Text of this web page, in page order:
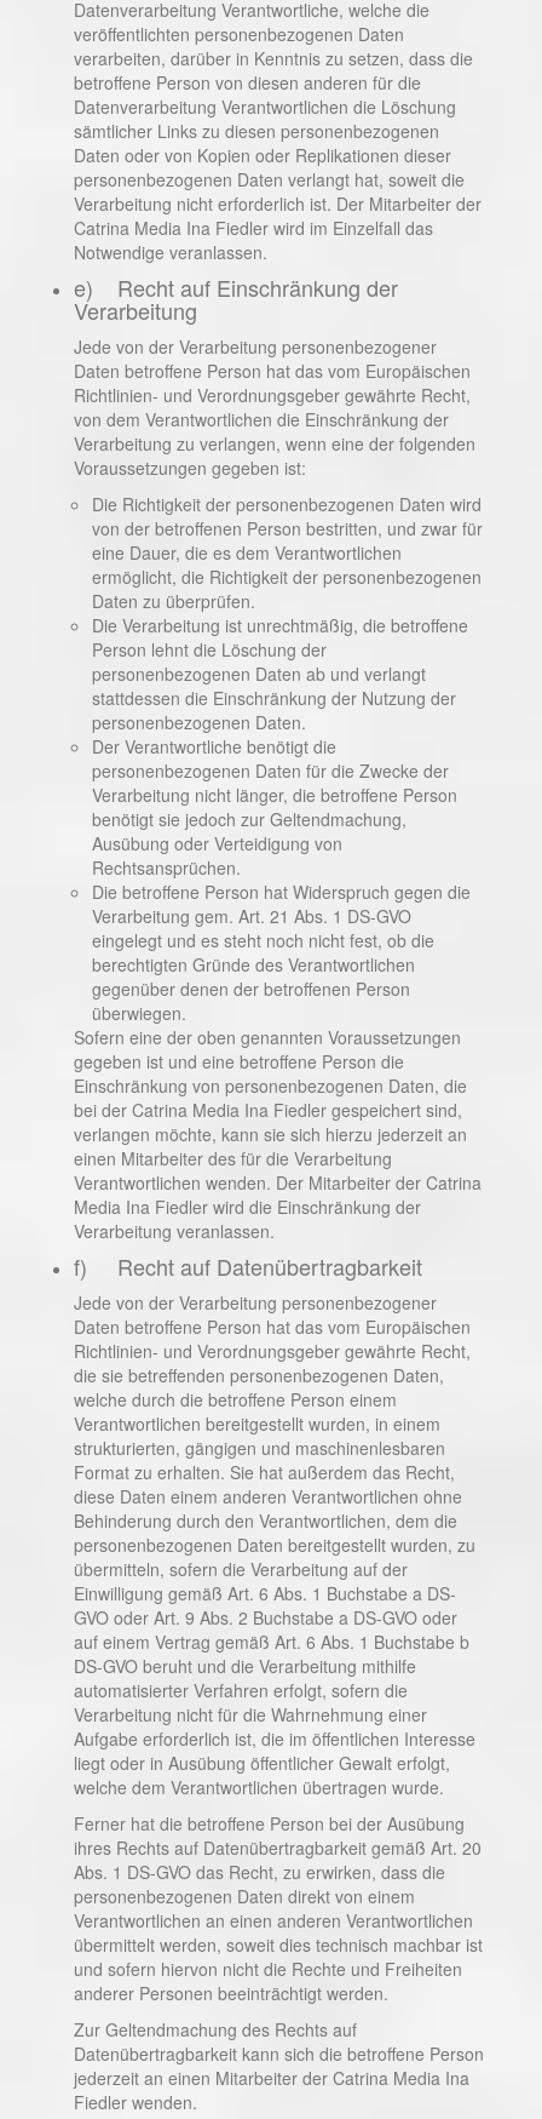
Datenverarbeitung Verantwortliche, welche die
veröffentlichten personenbezogenen Daten
verarbeiten, darüber in Kenntnis zu setzen, dass die
betroffene Person von diesen anderen für die
Datenverarbeitung Verantwortlichen die Löschung
sämtlicher Links zu diesen personenbezogenen
Daten oder von Kopien oder Replikationen dieser
personenbezogenen Daten verlangt hat, soweit die
Verarbeitung nicht erforderlich ist. Der Mitarbeiter der
Catrina Media Ina Fiedler wird im Einzelfall das
Notwendige veranlassen.
e) Recht auf Einschränkung der
Verarbeitung
Jede von der Verarbeitung personenbezogener
Daten betroffene Person hat das vom Europäischen
Richtlinien- und Verordnungsgeber gewährte Recht,
von dem Verantwortlichen die Einschränkung der
Verarbeitung zu verlangen, wenn eine der folgenden
Voraussetzungen gegeben ist:
Die Richtigkeit der personenbezogenen Daten wird
von der betroffenen Person bestritten, und zwar für
eine Dauer, die es dem Verantwortlichen
ermöglicht, die Richtigkeit der personenbezogenen
Daten zu überprüfen.
Die Verarbeitung ist unrechtmäßig, die betroffene
Person lehnt die Löschung der
personenbezogenen Daten ab und verlangt
stattdessen die Einschränkung der Nutzung der
personenbezogenen Daten.
Der Verantwortliche benötigt die
personenbezogenen Daten für die Zwecke der
Verarbeitung nicht länger, die betroffene Person
benötigt sie jedoch zur Geltendmachung,
Ausübung oder Verteidigung von
Rechtsansprüchen.
Die betroffene Person hat Widerspruch gegen die
Verarbeitung gem. Art. 21 Abs. 1 DS-GVO
eingelegt und es steht noch nicht fest, ob die
berechtigten Gründe des Verantwortlichen
gegenüber denen der betroffenen Person
überwiegen.
Sofern eine der oben genannten Voraussetzungen
gegeben ist und eine betroffene Person die
Einschränkung von personenbezogenen Daten, die
bei der Catrina Media Ina Fiedler gespeichert sind,
verlangen möchte, kann sie sich hierzu jederzeit an
einen Mitarbeiter des für die Verarbeitung
Verantwortlichen wenden. Der Mitarbeiter der Catrina
Media Ina Fiedler wird die Einschränkung der
Verarbeitung veranlassen.
f) Recht auf Datenübertragbarkeit
Jede von der Verarbeitung personenbezogener
Daten betroffene Person hat das vom Europäischen
Richtlinien- und Verordnungsgeber gewährte Recht,
die sie betreffenden personenbezogenen Daten,
welche durch die betroffene Person einem
Verantwortlichen bereitgestellt wurden, in einem
strukturierten, gängigen und maschinenlesbaren
Format zu erhalten. Sie hat außerdem das Recht,
diese Daten einem anderen Verantwortlichen ohne
Behinderung durch den Verantwortlichen, dem die
personenbezogenen Daten bereitgestellt wurden, zu
übermitteln, sofern die Verarbeitung auf der
Einwilligung gemäß Art. 6 Abs. 1 Buchstabe a DS-
GVO oder Art. 9 Abs. 2 Buchstabe a DS-GVO oder
auf einem Vertrag gemäß Art. 6 Abs. 1 Buchstabe b
DS-GVO beruht und die Verarbeitung mithilfe
automatisierter Verfahren erfolgt, sofern die
Verarbeitung nicht für die Wahrnehmung einer
Aufgabe erforderlich ist, die im öffentlichen Interesse
liegt oder in Ausübung öffentlicher Gewalt erfolgt,
welche dem Verantwortlichen übertragen wurde.
Ferner hat die betroffene Person bei der Ausübung
ihres Rechts auf Datenübertragbarkeit gemäß Art. 20
Abs. 1 DS-GVO das Recht, zu erwirken, dass die
personenbezogenen Daten direkt von einem
Verantwortlichen an einen anderen Verantwortlichen
übermittelt werden, soweit dies technisch machbar ist
und sofern hiervon nicht die Rechte und Freiheiten
anderer Personen beeinträchtigt werden.
Zur Geltendmachung des Rechts auf
Datenübertragbarkeit kann sich die betroffene Person
jederzeit an einen Mitarbeiter der Catrina Media Ina
Fiedler wenden.